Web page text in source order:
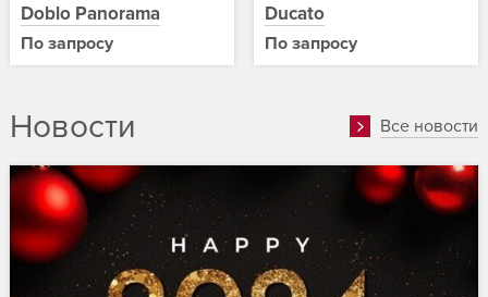
Doblo Panorama
По запросу
Ducato
По запросу
Новости Все новости